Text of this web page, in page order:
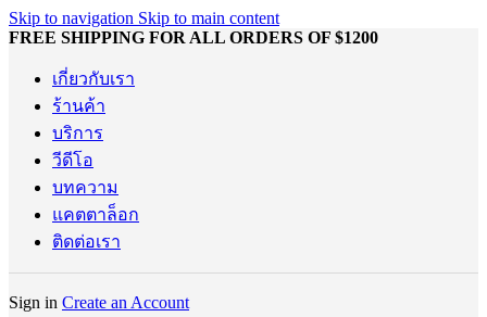
Skip to navigation Skip to main content
FREE SHIPPING FOR ALL ORDERS OF $1200
เกี่ยวกับเรา
ร้านค้า
บริการ
วีดีโอ
บทความ
แคตตาล็อก
ติดต่อเรา
Sign in Create an Account